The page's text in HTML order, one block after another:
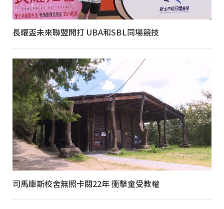
長耀盃未來聯盟開打 UBA和SBL同場競技
司馬庫斯校舍無照卡關22年 衝擊童受教權